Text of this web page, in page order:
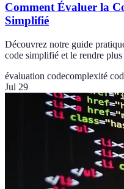
Comment Évaluer la
Simplifié
Découvrez notre guide
code simplifié et le rendre
évaluation codecomplexité
Jul 29